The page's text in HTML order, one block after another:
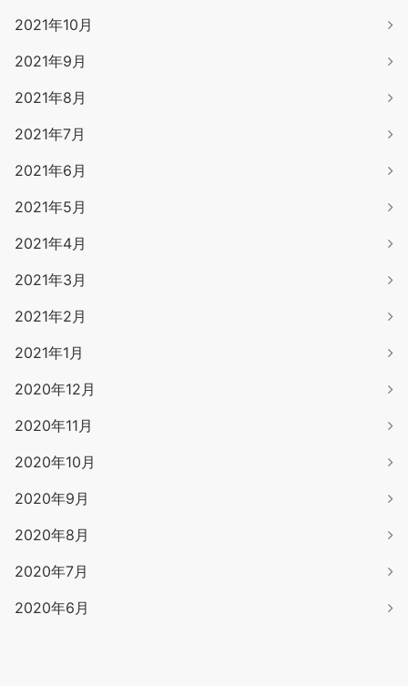
2021年10月
2021年9月
2021年8月
2021年7月
2021年6月
2021年5月
2021年4月
2021年3月
2021年2月
2021年1月
2020年12月
2020年11月
2020年10月
2020年9月
2020年8月
2020年7月
2020年6月